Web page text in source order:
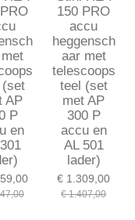
(set
AP
P
en
150 PRO
accu
heggensch
aar met
telescoops
teel (set
met AP
300 P
accu en
AL 501
lader)
€ 1.309,00
€ 1.407,00